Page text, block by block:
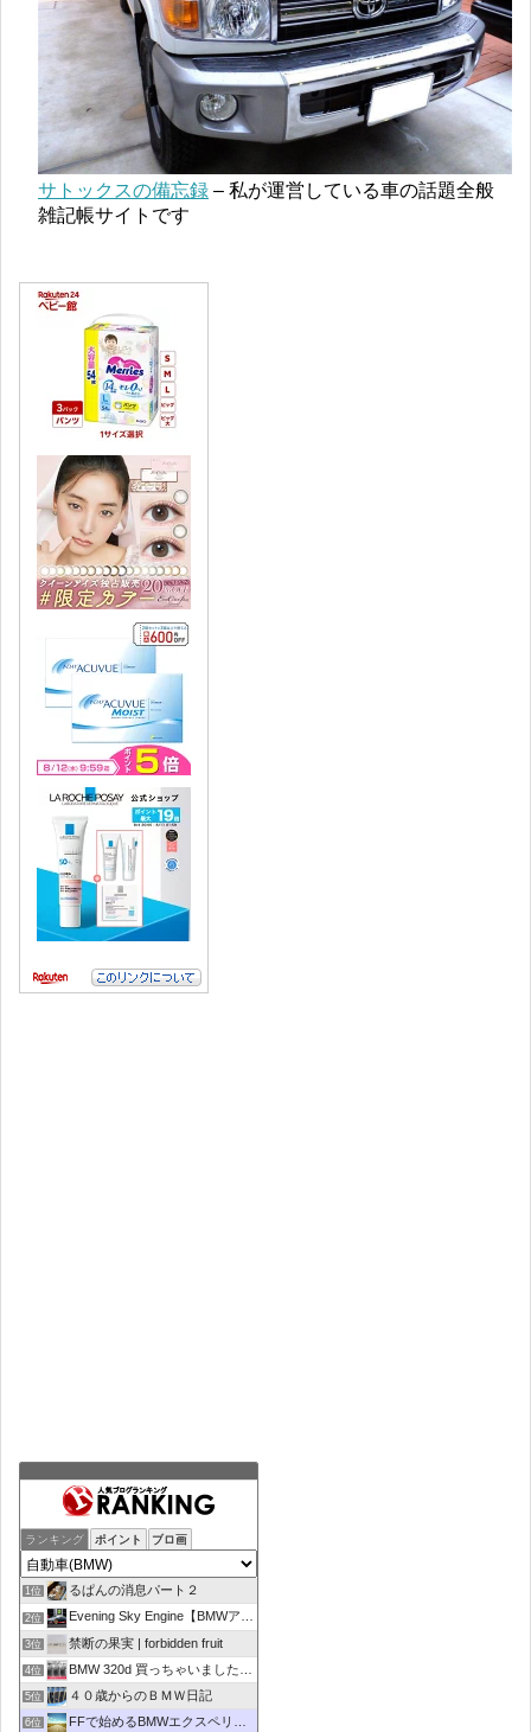
サトックスの備忘録 – 私が運営している車の話題全般
雑記帳サイトです
ランキング ポイント ブロ画
1位 るぱんの消息パート２
2位 Evening Sky Engine【BMWアルピナD4】
3位 禁断の果実 | forbidden fruit
4位 BMW 320d 買っちゃいました！！
5位 ４０歳からのＢＭＷ日記
6位 FFで始めるBMWエクスペリエンス